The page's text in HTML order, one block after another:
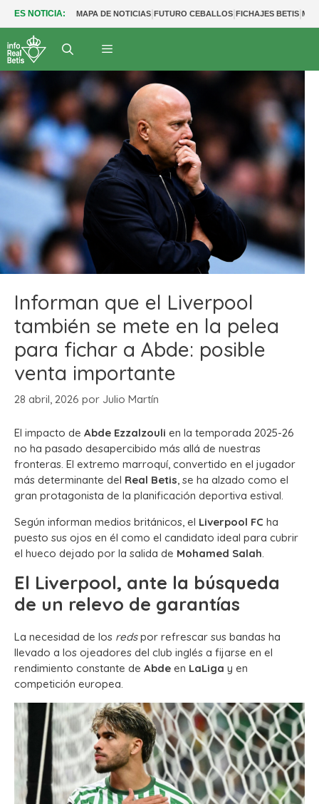
ES NOTICIA: MAPA DE NOTICIAS|FUTURO CEBALLOS|FICHAJES BETIS|
Informan que el Liverpool
también se mete en la pelea
para fichar a Abde: posible
venta importante
28 abril, 2026 por Julio Martín
El impacto de Abde Ezzalzouli en la temporada 2025-26
no ha pasado desapercibido más allá de nuestras
fronteras. El extremo marroquí, convertido en el jugador
más determinante del Real Betis, se ha alzado como el
gran protagonista de la planificación deportiva estival.
Según informan medios británicos, el Liverpool FC ha
puesto sus ojos en él como el candidato ideal para cubrir
el hueco dejado por la salida de Mohamed Salah.
El Liverpool, ante la búsqueda
de un relevo de garantías
La necesidad de los redspor refrescar sus bandas ha
llevado a los ojeadores del club inglés a fijarse en el
rendimiento constante de Abde en LaLiga y en
competición europea.